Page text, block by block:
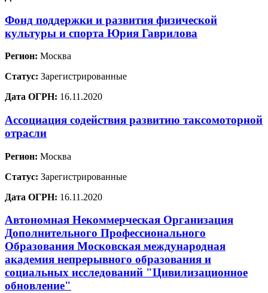
Фонд поддержки и развития физической
культуры и спорта Юрия Гаврилова
Регион: Москва
Статус: Зарегистрированные
Дата ОГРН: 16.11.2020
Ассоциация содействия развитию таксомоторной
отрасли
Регион: Москва
Статус: Зарегистрированные
Дата ОГРН: 16.11.2020
Автономная Некоммерческая Организация
Дополнительного Профессионального
Образования Московская международная
академия непрерывного образования и
социальных исследований "Цивилизационное
обновление"